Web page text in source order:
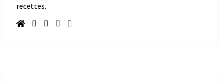
recettes.